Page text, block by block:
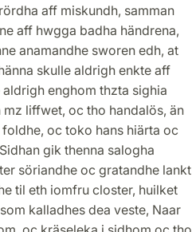
aff miskundh, samman
aff hwgga badha händrena,
anamandhe sworen edh, at
skulle aldrigh enkte aff
enghom thzta sighia
liffwet, oc tho handalös, än
oc toko hans hiärta oc
gik thenna salogha
söriandhe oc gratandhe lankt
til eth iomfru closter, huilket
kalladhes dea veste, Naar